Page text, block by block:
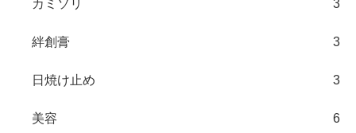
カミソリ 3
絆創膏 3
日焼け止め 3
美容 6